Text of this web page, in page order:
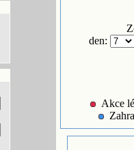
den:
Akce